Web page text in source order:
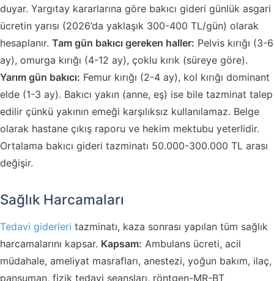
duyar. Yargıtay kararlarına göre bakıcı gideri günlük asgari
ücretin yarısı (2026’da yaklaşık 300-400 TL/gün) olarak
hesaplanır. Tam gün bakıcı gereken haller: Pelvis kırığı (3-6
ay), omurga kırığı (4-12 ay), çoklu kırık (süreye göre).
Yarım gün bakıcı: Femur kırığı (2-4 ay), kol kırığı dominant
elde (1-3 ay). Bakıcı yakın (anne, eş) ise bile tazminat talep
edilir çünkü yakının emeği karşılıksız kullanılamaz. Belge
olarak hastane çıkış raporu ve hekim mektubu yeterlidir.
Ortalama bakıcı gideri tazminatı 50.000-300.000 TL arası
değişir.
Sağlık Harcamaları
Tedavi giderleri tazminatı, kaza sonrası yapılan tüm sağlık
harcamalarını kapsar. Kapsam: Ambulans ücreti, acil
müdahale, ameliyat masrafları, anestezi, yoğun bakım, ilaç,
pansuman, fizik tedavi seansları, röntgen-MR-BT